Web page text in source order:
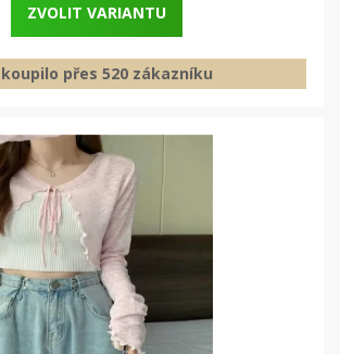
ZVOLIT VARIANTU
přes 520 zákazníku